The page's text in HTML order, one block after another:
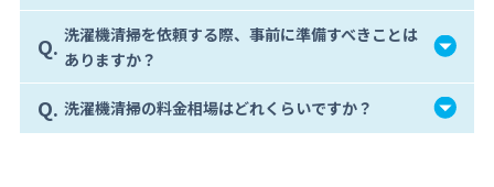
Q. 洗濯機清掃を依頼する際、事前に準備すべきことは
ありますか？
Q. 洗濯機清掃の料金相場はどれくらいですか？